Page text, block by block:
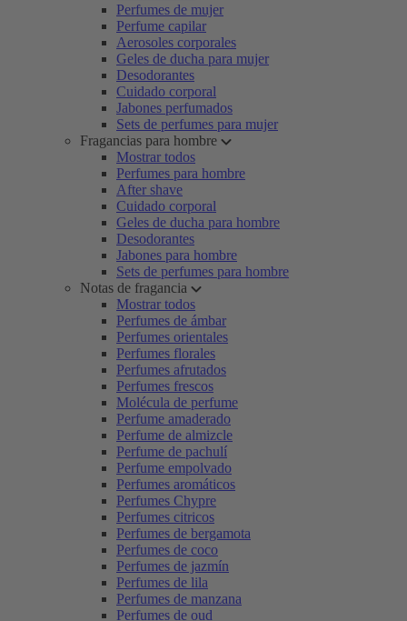
Perfumes de mujer
Perfume capilar
Aerosoles corporales
Geles de ducha para mujer
Desodorantes
Cuidado corporal
Jabones perfumados
Sets de perfumes para mujer
Fragancias para hombre
Mostrar todos
Perfumes para hombre
After shave
Cuidado corporal
Geles de ducha para hombre
Desodorantes
Jabones para hombre
Sets de perfumes para hombre
Notas de fragancia
Mostrar todos
Perfumes de ámbar
Perfumes orientales
Perfumes florales
Perfumes afrutados
Perfumes frescos
Molécula de perfume
Perfume amaderado
Perfume de almizcle
Perfume de pachulí
Perfume empolvado
Perfumes aromáticos
Perfumes Chypre
Perfumes citricos
Perfumes de bergamota
Perfumes de coco
Perfumes de jazmín
Perfumes de lila
Perfumes de manzana
Perfumes de oud